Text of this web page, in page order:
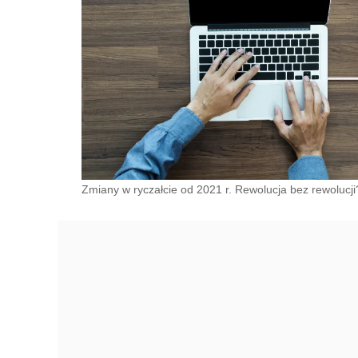
Zmiany w ryczałcie od 2021 r. Rewolucja bez